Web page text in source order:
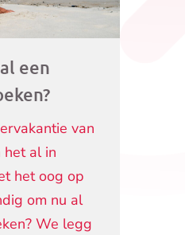
een
van
het al in
het oog op
om nu al
We legg